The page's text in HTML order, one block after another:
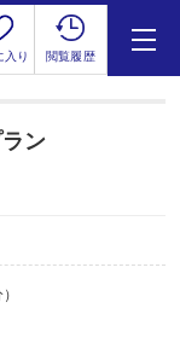
入り 閲覧履歴
ン